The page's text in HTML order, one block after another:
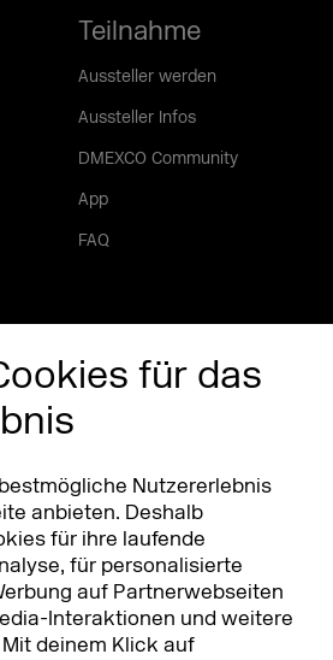
für das
Nutzererlebnis
anbieten. Deshalb
für ihre laufende
für personalisierte
auf Partnerwebseiten
Interaktionen und weitere
deinem Klick auf
Teilnahme
Aussteller werden
Aussteller Infos
DMEXCO Community
App
FAQ
DMEXCO Asia